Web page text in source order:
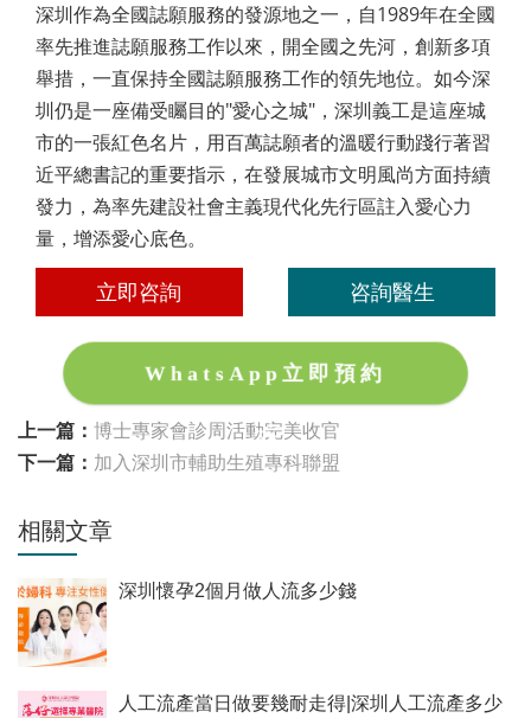
深圳作為全國誌願服務的發源地之一，自1989年在全國
率先推進誌願服務工作以來，開全國之先河，創新多項
舉措，一直保持全國誌願服務工作的領先地位。如今深
圳仍是一座備受矚目的"愛心之城"，深圳義工是這座城
市的一張紅色名片，用百萬誌願者的溫暖行動踐行著習
近平總書記的重要指示，在發展城市文明風尚方面持續
發力，為率先建設社會主義現代化先行區註入愛心力
量，增添愛心底色。
立即咨詢 咨詢醫生
WhatsApp立即預約
上一篇： 博士專家會診周活動完美收官
下一篇： 加入深圳市輔助生殖專科聯盟
相關文章
深圳懷孕2個月做人流多少錢
人工流產當日做要幾耐走得|深圳人工流產多少